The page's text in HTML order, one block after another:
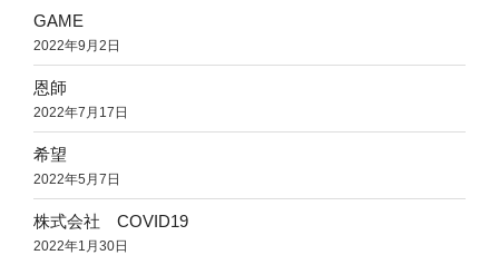
GAME
2022年9月2日
恩師
2022年7月17日
希望
2022年5月7日
株式会社 COVID19
2022年1月30日